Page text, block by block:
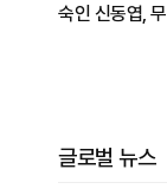
숙인 신동엽,
글로벌 뉴스